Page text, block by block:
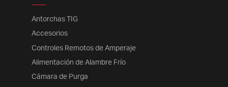
Antorchas TIG
Accesorios
Controles Remotos de Amperaje
Alimentación de Alambre Frío
Cámara de Purga